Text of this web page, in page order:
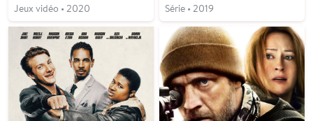
Jeux vidéo • 2020 Série • 2019